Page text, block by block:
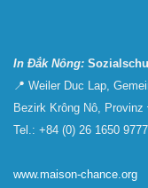
In Đắk Nông:
📍 Weiler Duc Lap,
Bezirk Krông Nô, Provinz
Tel.: +84 (0) 26 1650 9777
www.maison-chance.org